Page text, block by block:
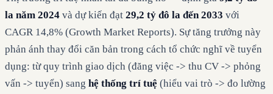
la năm 2024 và dự kiến đạt 29,2 tỷ đô la đến 2033 với
CAGR 14,8% (Growth Market Reports). Sự tăng trưởng này
phản ánh thay đổi căn bản trong cách tổ chức nghĩ về tuyển
dụng: từ quy trình giao dịch (đăng việc -> thu CV -> phỏng
vấn -> tuyển) sang hệ thống trí tuệ (hiểu vai trò -> đo lường